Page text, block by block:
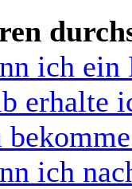
ich ein
erhalte
ich